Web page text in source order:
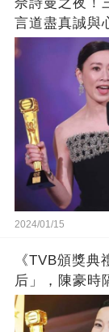
言道盡真誠與
2024/01/15
《TVB頒獎
后」，陳豪時